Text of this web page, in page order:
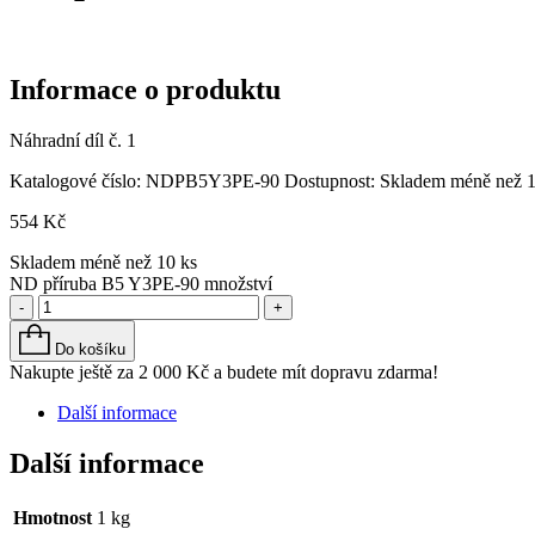
Informace o produktu
Náhradní díl č. 1
Katalogové číslo: NDPB5Y3PE-90 Dostupnost: Skladem méně než
554 Kč
Skladem méně než 10 ks
ND příruba B5 Y3PE-90 množství
- +
Do košíku
Nakupte ještě za 2 000 Kč a budete mít dopravu zdarma!
Další informace
Další informace
Hmotnost 1 kg